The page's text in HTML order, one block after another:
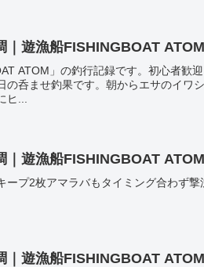
遊漁船FISHINGBOAT ATOM
ATOM」の釣行記録です。初心者歓
呑ませ釣果です。朝からエサのイワ
ヒ...
遊漁船FISHINGBOAT ATOM
プ2枚アマラバもタイミング合わず撃
遊漁船FISHINGBOAT ATOM